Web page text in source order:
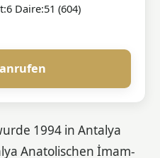
Daire:51 (604)
1994 in Antalya
Anatolischen İmam-